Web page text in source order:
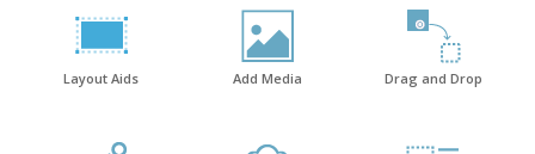
Layout Aids Add Media Drag and Drop